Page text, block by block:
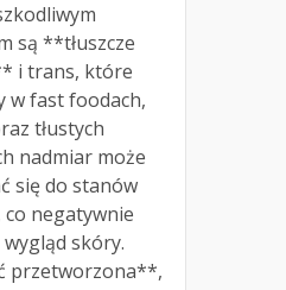
są **tłuszcze
i trans, które
w fast foodach,
tłustych
nadmiar może
się do stanów
co negatywnie
wygląd skóry.
przetworzona**,